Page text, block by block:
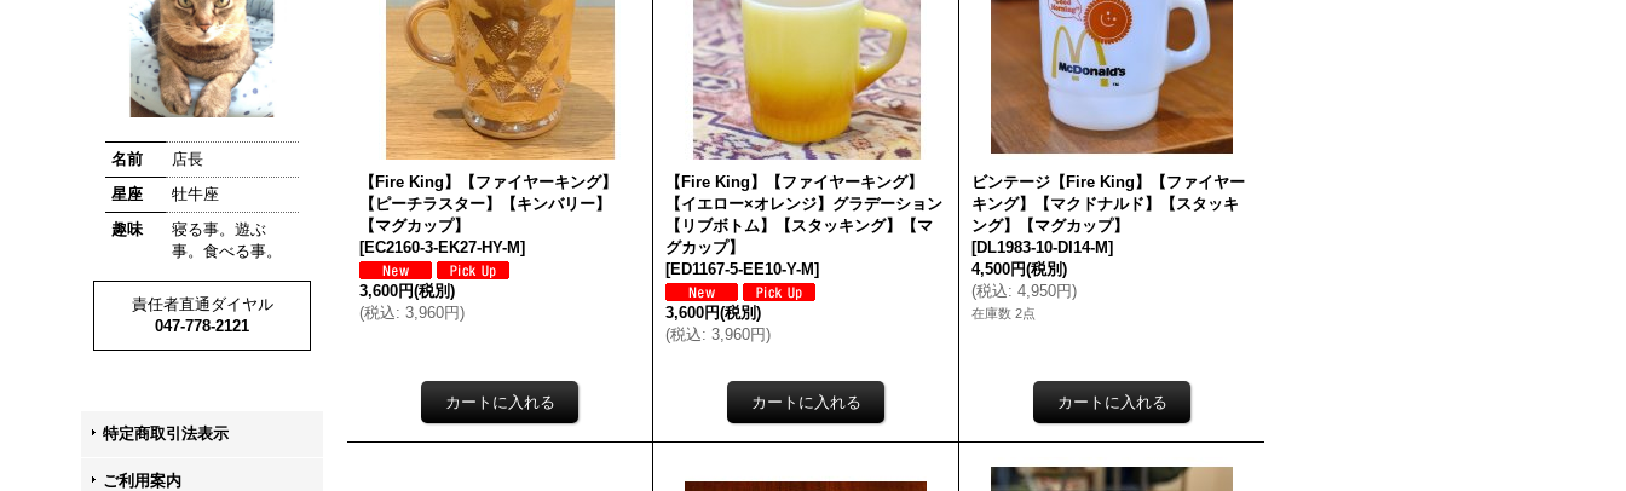
名前
店長
星座
牡牛座
趣味
寝る事。遊ぶ
事。食べる事。
責任者直通ダイヤル
047-778-2121
特定商取引法表示
ご利用案内
【Fire King】【ファイヤーキング】
【ピーチラスター】【キンバリー】
【マグカップ】
[EC2160-3-EK27-HY-M]
3,600円(税別)
(税込: 3,960円)
【Fire King】【ファイヤーキング】
【イエロー×オレンジ】グラデーション
【リブボトム】【スタッキング】【マ
グカップ】
[ED1167-5-EE10-Y-M]
3,600円(税別)
(税込: 3,960円)
ビンテージ【Fire King】【ファイヤー
キング】【マクドナルド】【スタッキ
ング】【マグカップ】
[DL1983-10-DI14-M]
4,500円(税別)
(税込: 4,950円)
在庫数 2点